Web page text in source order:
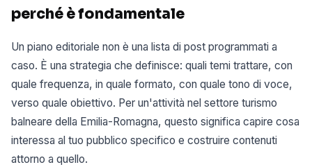
perché è fondamentale
Un piano editoriale non è una lista di post programmati a
caso. È una strategia che definisce: quali temi trattare, con
quale frequenza, in quale formato, con quale tono di voce,
verso quale obiettivo. Per un'attività nel settore turismo
balneare della Emilia-Romagna, questo significa capire cosa
interessa al tuo pubblico specifico e costruire contenuti
attorno a quello.